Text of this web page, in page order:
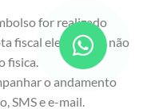
for realizado
fiscal eletrônica), não
fisica.
o andamento
SMS e e-mail.